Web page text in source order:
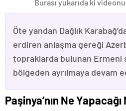
Burası yukarıda ki
Öte yandan Dağlık
erdiren anlaşma gereği
topraklarda bulunan Ermeni
bölgeden ayrılmaya devam
Paşinya’nın Ne